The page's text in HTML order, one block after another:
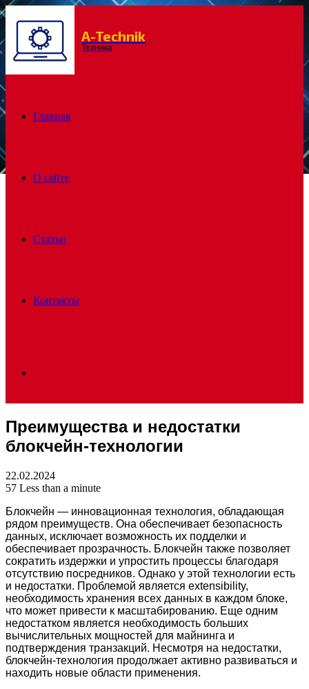
Menu A-Technik
Техника
Главная
О сайте
Статьи
Контакты
for
Преимущества и недостатки
блокчейн-технологии
22.02.2024
57 Less than a minute
Блокчейн — инновационная технология, обладающая
рядом преимуществ. Она обеспечивает безопасность
данных, исключает возможность их подделки и
обеспечивает прозрачность. Блокчейн также позволяет
сократить издержки и упростить процессы благодаря
отсутствию посредников. Однако у этой технологии есть
и недостатки. Проблемой является extensibility,
необходимость хранения всех данных в каждом блоке,
что может привести к масштабированию. Еще одним
недостатком является необходимость больших
вычислительных мощностей для майнинга и
подтверждения транзакций. Несмотря на недостатки,
блокчейн-технология продолжает активно развиваться и
находить новые области применения.